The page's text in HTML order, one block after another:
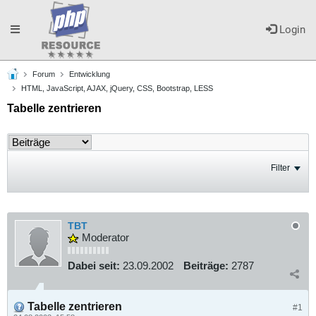
Login
Toggle
navigation
Forum
Entwicklung
HTML, JavaScript, AJAX, jQuery, CSS, Bootstrap, LESS
Tabelle zentrieren
Filter
TBT
Moderator
Dabei seit: 23.09.2002 Beiträge: 2787
#1
Tabelle zentrieren